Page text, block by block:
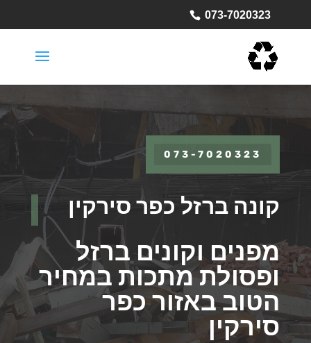
073-7020323
073-7020323
קונה ברזל כפר סירקין
מפנים וקונים ברזל
ופסולת מתכות במחיר
הטוב באזור כפר
סירקין